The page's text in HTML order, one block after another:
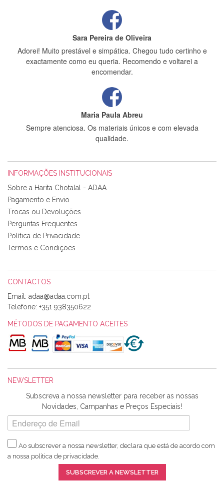
Sara Pereira de Oliveira
Adorei! Muito prestável e simpática. Chegou tudo certinho e
exactamente como eu queria. Recomendo e voltarei a
encomendar.
Maria Paula Abreu
Sempre atenciosa. Os materiais únicos e com elevada
qualidade.
Tudo chegou em condições, pois os produtos vieram muito
bem acondicionados. Estou plenamente satisfeita com os
produtos adquiridos. Relativamente à bolsa, tem um tecido
com um padrão e cores muito bonitas e a execução está
perfeitíssima. Futuramente penso voltar a comprar na vossa
loja, têm excelentes artigos a um preço muito justo. A
Alexandra Morais
Olá boa Noite. Os meus tecidos chegaram hoje. Muito
obrigada pelo miminho que dá um jeitaço pras minhas linhas
de bordar e não sei o que pões nos tecidos, mas que cheiram
maravilhosamente ... cheiram! :) Muito Obrigada.
Harita a minha encomenda já chegou. :) Muito obrigada pela
rapidez no envio, pela qualidade dos materiais que me
enviaste e pela simpatia de sempre. :)
Catarina Amaro
5 estrelas. Gosto muito do serviço. A Harita Chotalal é muito
INFORMAÇÕES INSTITUCIONAIS
Sobre a Harita Chotalal - ADAA
Pagamento e Envio
Trocas ou Devoluções
Perguntas Frequentes
Política de Privacidade
Termos e Condições
CONTACTOS
Email:
Telefone: +351 938350622
MÉTODOS DE PAGAMENTO ACEITES
NEWSLETTER
Subscreva a nossa newsletter para receber as nossas
Novidades, Campanhas e Preços Especiais!
Ao subscrever a nossa newsletter, declara que está de acordo com
a nossa política de privacidade.
SUBSCREVER A NEWSLETTER